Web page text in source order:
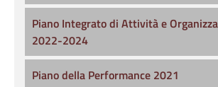
Piano Integrato di Attività e
2022-2024
Piano della Performance 2021